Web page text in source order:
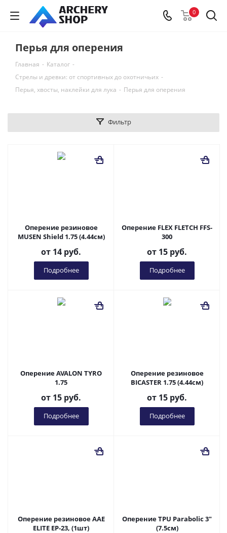
0
Перья для оперения
Главная - Каталог -
Стрелы и древки: от спортивных до охотничьих -
Перья, хвосты, наклейки для лука - Перья для оперения
Фильтр
Оперение резиновое
MUSEN Shield 1.75 (4.44см)
от 14 руб.
Подробнее
Оперение FLEX FLETCH FFS-
300
от 15 руб.
Подробнее
Оперение AVALON TYRO
1.75
от 15 руб.
Подробнее
Оперение резиновое
BICASTER 1.75 (4.44см)
от 15 руб.
Подробнее
Оперение резиновое AAE
ELITE EP-23, (1шт)
Оперение TPU Parabolic 3"
(7.5см)